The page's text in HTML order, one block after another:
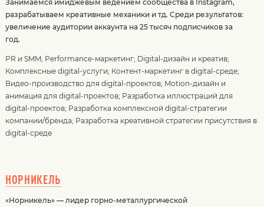
Занимаемся имиджевым ведением сообщества в Instagram,
разрабатываем креативные механики и тд. Среди результатов:
увеличение аудитории аккаунта на 25 тысяч подписчиков за
год.
PR и SMM; Performance-маркетинг; Digital-дизайн и креатив;
Комплексные digital-услуги; Контент-маркетинг в digital-среде;
Видео-производство для digital-проектов; Motion-дизайн и
анимация для digital-проектов; Разработка иллюстраций для
digital-проектов; Разработка комплексной digital-стратегии
компании/бренда; Разработка креативной стратегии присутствия в
digital-среде
НОРНИКЕЛЬ
«Норникель» — лидер горно-металлургической